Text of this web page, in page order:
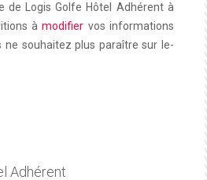
de Logis Golfe Hôtel Adhérent à
àmodifier vos informations
ne souhaitez plus paraître sur le-
Adhérent